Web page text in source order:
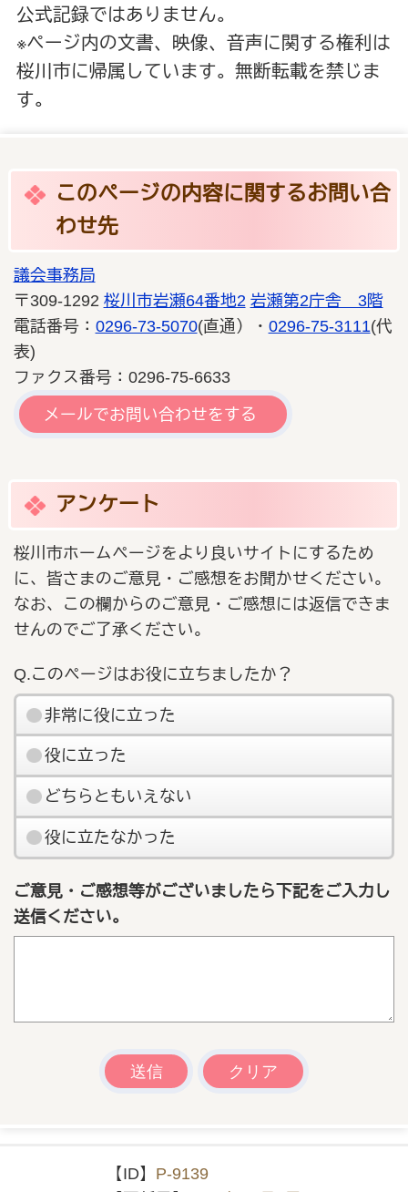
公式記録ではありません。
※ページ内の文書、映像、音声に関する権利は
桜川市に帰属しています。無断転載を禁じま
す。
このページの内容に関するお問い合
わせ先
議会事務局
〒309-1292 桜川市岩瀬64番地2 岩瀬第2庁舎 3階
電話番号： 0296-73-5070(直通）・ 0296-75-3111(代
表)
ファクス番号：0296-75-6633
メールでお問い合わせをする
アンケート
桜川市ホームページをより良いサイトにするため
に、皆さまのご意見・ご感想をお聞かせください。
なお、この欄からのご意見・ご感想には返信できま
せんのでご了承ください。
Q.このページはお役に立ちましたか？
非常に役に立った
役に立った
どちらともいえない
役に立たなかった
ご意見・ご感想等がございましたら下記をご入力し
送信ください。
【ID】 P-9139